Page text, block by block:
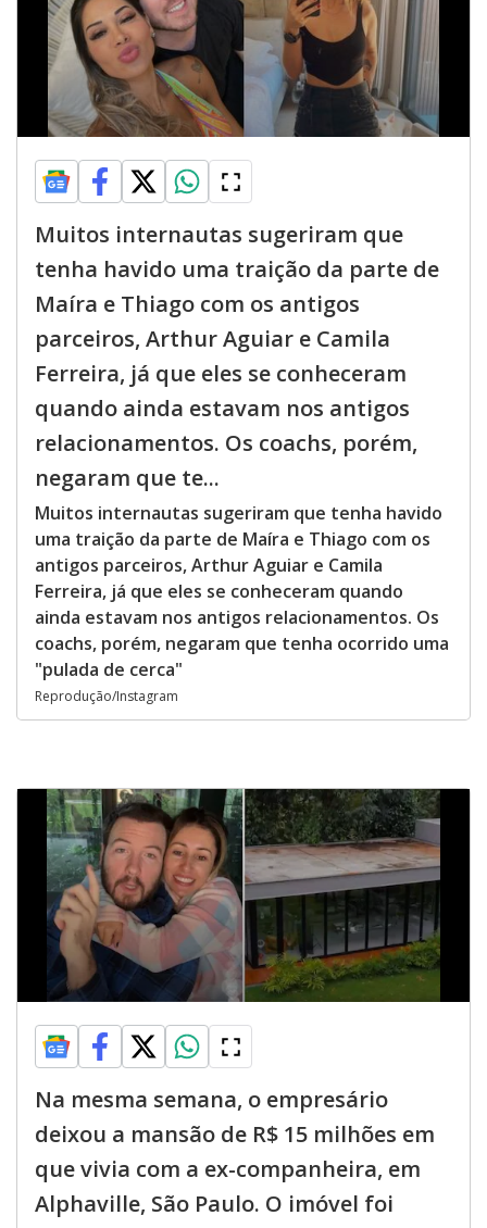
Muitos internautas sugeriram que
tenha havido uma traição da parte de
Maíra e Thiago com os antigos
parceiros, Arthur Aguiar e Camila
Ferreira, já que eles se conheceram
quando ainda estavam nos antigos
relacionamentos. Os coachs, porém,
negaram que te...
Muitos internautas sugeriram que tenha havido
uma traição da parte de Maíra e Thiago com os
antigos parceiros, Arthur Aguiar e Camila
Ferreira, já que eles se conheceram quando
ainda estavam nos antigos relacionamentos. Os
coachs, porém, negaram que tenha ocorrido uma
"pulada de cerca"
Reprodução/Instagram
Na mesma semana, o empresário
deixou a mansão de R$ 15 milhões em
que vivia com a ex-companheira, em
Alphaville, São Paulo. O imóvel foi